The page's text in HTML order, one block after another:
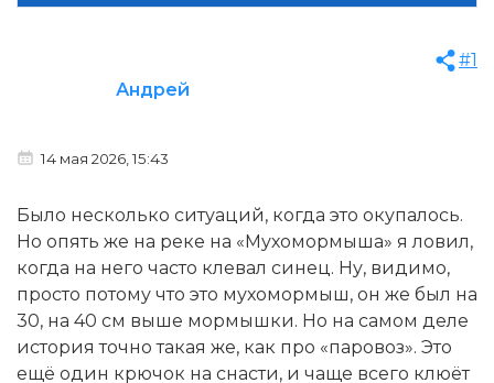
Андрей
#1
14 мая 2026, 15:43
Было несколько ситуаций, когда это окупалось.
Но опять же на реке на «Мухомормыша» я ловил,
когда на него часто клевал синец. Ну, видимо,
просто потому что это мухомормыш, он же был на
30, на 40 см выше мормышки. Но на самом деле
история точно такая же, как про «паровоз». Это
ещё один крючок на снасти, и чаще всего клюёт